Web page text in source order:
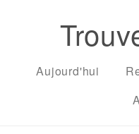
Aujourd'hui